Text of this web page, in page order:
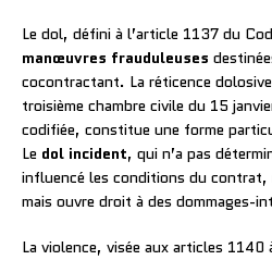
Le dol, défini à l’article 1137 du
manœuvres frauduleuses
cocontractant. La réticence
troisième chambre civile du 15
codifiée, constitue une forme
Le dol incident, qui n’a pas
influencé les conditions du contrat,
mais ouvre droit à des dommages-
La violence, visée aux articles